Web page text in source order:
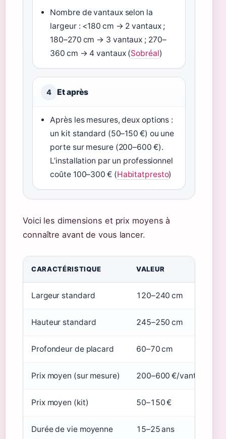
Nombre de vantaux selon la
largeur : <180 cm → 2 vantaux ;
180–270 cm → 3 vantaux ; 270–
360 cm → 4 vantaux (Sobréal)
4 Et après
Après les mesures, deux options :
un kit standard (50–150 €) ou une
porte sur mesure (200–600 €).
L’installation par un professionnel
coûte 100–300 € (Habitatpresto)
Voici les dimensions et prix moyens à
connaître avant de vous lancer.
CARACTÉRISTIQUE VALEUR
Largeur standard 120–240 cm
Hauteur standard 245–250 cm
Profondeur de placard 60–70 cm
Prix moyen (sur mesure) 200–600 €/vantail
Prix moyen (kit) 50–150 €
Durée de vie moyenne 15–25 ans